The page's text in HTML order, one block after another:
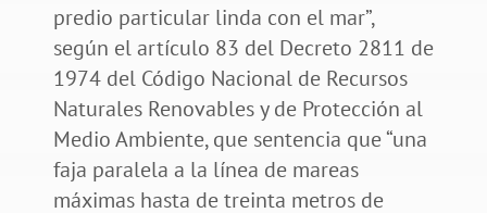
predio particular linda con el mar”,
según el artículo 83 del Decreto 2811 de
1974 del Código Nacional de Recursos
Naturales Renovables y de Protección al
Medio Ambiente, que sentencia que “una
faja paralela a la línea de mareas
máximas hasta de treinta metros de